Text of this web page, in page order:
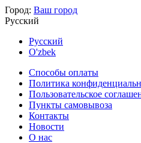
Город: Ваш город
Русский
Русский
O'zbek
Способы оплаты
Политика
Пользовательское
Пункты самовывоза
Контакты
Новости
О нас